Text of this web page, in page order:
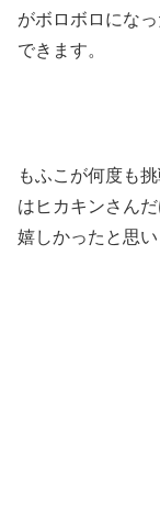
がボロボロにな
できます。
もふこが何度も
はヒカキンさん
嬉しかったと思い